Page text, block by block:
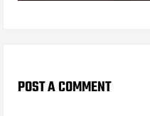
POST A COMMENT